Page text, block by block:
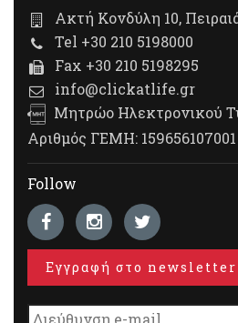
Ακτή Κονδύλη 10,
Tel +30 210 5198000
Fax +30 210 5198295
info@clickatlife.gr
Μητρώο Ηλεκτρονικού
Αριθμός ΓΕΜΗ: 159656107001
Follow
Εγγραφή στο newsletter